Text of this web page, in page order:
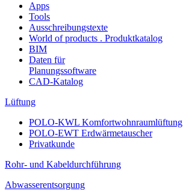
Apps
Tools
Ausschreibungstexte
World of products . Produktkatalog
BIM
Daten für
Planungssoftware
CAD-Katalog
Lüftung
POLO-KWL Komfortwohnraumlüftung
POLO-EWT Erdwärmetauscher
Privatkunde
Rohr- und Kabeldurchführung
Abwasserentsorgung